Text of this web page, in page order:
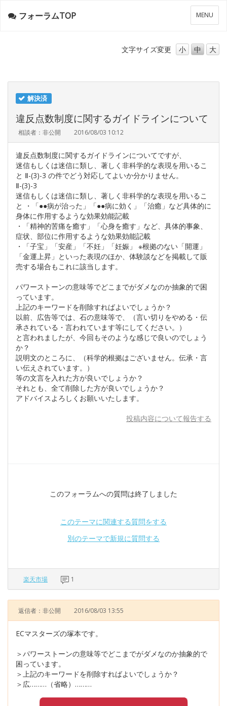
メ
ニ
ー
MENU
フォーラムTOP
文字サイズ変更 小 中 大
解決済
違反点数制度に関するガイドラインについて
相談者：非公開 2016/08/03 10:12
違反点数制度に関するガイドラインについてですが、
迷信もしくは迷信に類し、著しく非科学的な表現を用いるこ
と Ⅱ-(3)-3 の件でどう対応してよいか分かりません。
Ⅱ-(3)-3
迷信もしくは迷信に類し、著しく非科学的な表現を用いるこ
と ・「●●病が治った」「●●病に効く」「治癒」など具体的に
身体に作用するような効果効能記載
・「精神的苦痛を癒す」「心身を癒す」など、具体的事象、
症状、部位に作用するような効果効能記載
・「子宝」「安産」「不妊」「妊娠」 ※根拠のない「開運」
「金運上昇」といった表現のほか、体験談などを掲載して販
売する場合もこれに該当します。
パワーストーンの意味等でどこまでがダメなのか抽象的で困
っています。
上記のキーワードを削除すればよいでしょうか？
以前、広告等では、石の意味等で、（言い切りをやめる・伝
承されている・言われています等にしてください。）
と言われましたが、今回もそのような感じで良いのでしょう
か？
説明文のところに、（科学的根拠はございません。伝承・言
い伝えされています。）
等の文言を入れた方が良いでしょうか？
それとも、全て削除した方が良いでしょうか？
アドバイスよろしくお願いいたします。
投稿内容について報告する
このフォーラムへの質問は終了しました
このテーマに関連する質問をする
別のテーマで新規に質問する
楽天市場 1
返信者：非公開 2016/08/03 13:55
ECマスターズの塚本です。
＞パワーストーンの意味等でどこまでがダメなのか抽象的で
困っています。
＞上記のキーワードを削除すればよいでしょうか？
＞広………（省略）………